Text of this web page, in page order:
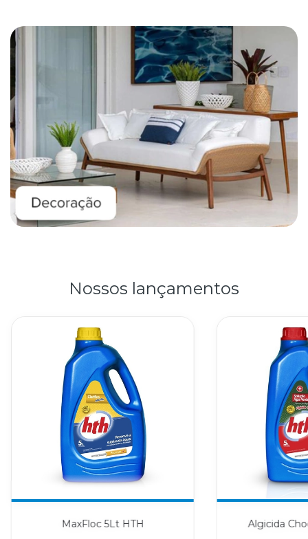
Nossos lançamentos
MaxFloc 5Lt HTH Algicida